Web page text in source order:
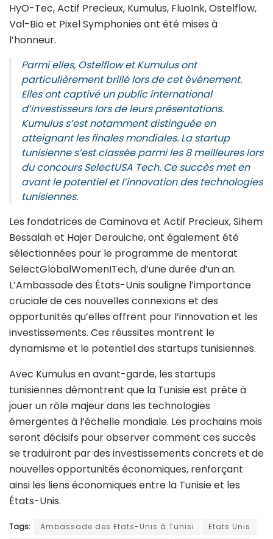
HyO-Tec, Actif Precieux, Kumulus, FluoInk, Ostelflow,
Val-Bio et Pixel Symphonies ont été mises à
l’honneur.
Parmi elles, Ostelflow et Kumulus ont
particulièrement brillé lors de cet événement.
Elles ont captivé un public international
d’investisseurs lors de leurs présentations.
Kumulus s’est notamment distinguée en
atteignant les finales mondiales. La startup
tunisienne s’est classée parmi les 8 meilleures lors
du concours SelectUSA Tech. Ce succès met en
avant le potentiel et l’innovation des technologies
tunisiennes.
Les fondatrices de Caminova et Actif Precieux, Sihem
Bessalah et Hajer Derouiche, ont également été
sélectionnées pour le programme de mentorat
SelectGlobalWomenITech, d’une durée d’un an.
L’Ambassade des États-Unis souligne l’importance
cruciale de ces nouvelles connexions et des
opportunités qu’elles offrent pour l’innovation et les
investissements. Ces réussites montrent le
dynamisme et le potentiel des startups tunisiennes.
Avec Kumulus en avant-garde, les startups
tunisiennes démontrent que la Tunisie est prête à
jouer un rôle majeur dans les technologies
émergentes à l’échelle mondiale. Les prochains mois
seront décisifs pour observer comment ces succès
se traduiront par des investissements concrets et de
nouvelles opportunités économiques, renforçant
ainsi les liens économiques entre la Tunisie et les
États-Unis.
Tags: Ambassade des Etats-Unis à Tunisi
Etats Unis